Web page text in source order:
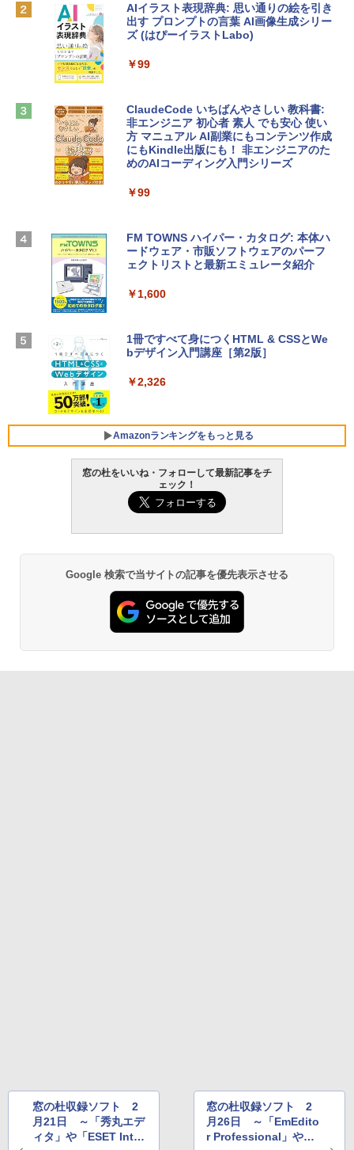
￥137,800
tomtoc 360°保護 15.6 16インチ パソコ
￥2,952
Apple 2026 MacBook Air M5チップ搭載
igence、13.6インチLiquid Retinaディ
ームカメラ、日本語キーボード、Touch I
D - スカイブルー
ン 15-fd 15.6インチ 16GBメモリ 512GB
SSD インテル Core 5
￥129,800
ersonal/Copilotキー搭載/Win 11/15.6型/
Core i5/16GB/SSD 512GB/ホワイト) FM
VWK3E15W_AZ
￥119,800
Robloxギフトカード - 800 Robux 【限
定バーチャルアイテムを含む】 【オンラ
インゲームコード】 ロブロックス | オン
Microsoft Office Home & Business 202
4(最新 永続版)|オンラインコード版|Wind
ows11、10/mac対応|PC2台
定バーチャルアイテムを含む】 【オンラ
インゲームコード】 ロブロックス | オン
ラインコード版
￥3,200
Robloxギフトカード - 1000 Robux 【限
定バーチャルアイテムを含む】 【オンラ
ラインコード版
AIイラスト表現辞典: 思い通りの絵を引き
出す プロンプトの言葉 AI画像生成シリー
ズ (はぴーイラストLabo)
￥99
ClaudeCode いちばんやさしい 教科書:
非エンジニア 初心者 素人 でも安心 使い
方 マニュアル AI副業にもコンテンツ作成
にもKindle出版にも！ 非エンジニアのた
めのAIコーディング入門シリーズ
￥99
FM TOWNS ハイパー・カタログ: 本体ハ
ードウェア・市販ソフトウェアのパーフ
ェクトリストと最新エミュレータ紹介
￥1,600
1冊ですべて身につくHTML & CSSとWe
bデザイン入門講座［第2版］
￥2,326
Amazonランキングをもっと見る
Amazon Kindle Paperwhite (16GB) 7イ
ンチディスプレイ、色調調節ライト、12
￥27,980
Amazon Kindle - 目に優しい、かさばら
ない、大きな画面で読みやすい、6週間持
窓の杜をいいね・フォローして最新記事をチ
ェック！
Google 検索で当サイトの記事を優先表示させる
窓の杜収録ソフト 2
月21日 ～「秀丸エデ
ィタ」や「ESET Inter
窓の杜収録ソフト 2
月26日 ～「EmEdito
r Professional」や